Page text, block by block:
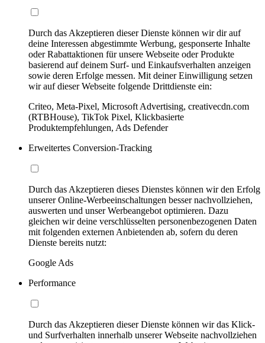
Durch das Akzeptieren dieser Dienste können wir dir auf
deine Interessen abgestimmte Werbung, gesponserte Inhalte
oder Rabattaktionen für unsere Webseite oder Produkte
basierend auf deinem Surf- und Einkaufsverhalten anzeigen
sowie deren Erfolge messen. Mit deiner Einwilligung setzen
wir auf dieser Webseite folgende Drittdienste ein:
Criteo, Meta-Pixel, Microsoft Advertising, creativecdn.com
(RTBHouse), TikTok Pixel, Klickbasierte
Produktempfehlungen, Ads Defender
Erweitertes Conversion-Tracking
Durch das Akzeptieren dieses Dienstes können wir den Erfolg
unserer Online-Werbeeinschaltungen besser nachvollziehen,
auswerten und unser Werbeangebot optimieren. Dazu
gleichen wir deine verschlüsselten personenbezogenen Daten
mit folgenden externen Anbietenden ab, sofern du deren
Dienste bereits nutzt:
Google Ads
Performance
Durch das Akzeptieren dieser Dienste können wir das Klick-
und Surfverhalten innerhalb unserer Webseite nachvollziehen